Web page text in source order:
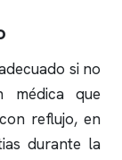
si no
médica que
reflujo, en
durante la